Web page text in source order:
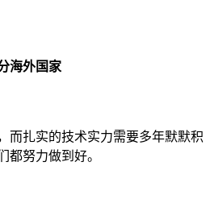
海外国家
而扎实的技术实力需要多年默默积
都努力做到好。